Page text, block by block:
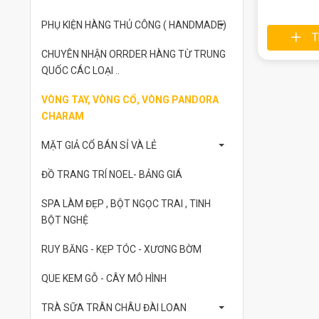
PHỤ KIỆN HÀNG THỦ CÔNG ( HANDMADE)
CHUYÊN NHẬN ORRDER HÀNG TỪ TRUNG
QUỐC CÁC LOẠI ..
VÒNG TAY, VÒNG CỔ, VÒNG PANDORA
CHARAM
MẶT GIẢ CỔ BÁN SỈ VÀ LẺ
ĐỒ TRANG TRÍ NOEL- BẢNG GIÁ
SPA LÀM ĐẸP , BỘT NGỌC TRAI , TINH
BỘT NGHỆ
RUY BĂNG - KẸP TÓC - XƯƠNG BỜM
QUE KEM GỖ - CÂY MÔ HÌNH
TRÀ SỮA TRÂN CHÂU ĐÀI LOAN